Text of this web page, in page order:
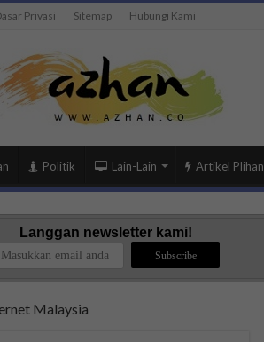
Privasi Sitemap Hubungi Kami
Politik Lain-Lain Artikel Plihan
Langgan newsletter kami!
Malaysia